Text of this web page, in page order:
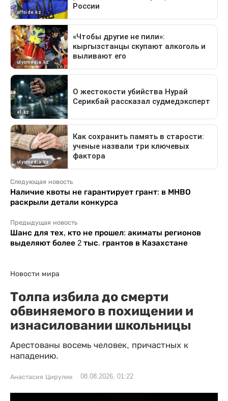
Следующая новость
Наличие квоты не гарантирует грант: в МНВО
раскрыли детали конкурса
Предыдущая новость
Шанс для тех, кто не прошел: акиматы регионов
выделяют более 2 тыс. грантов в Казахстане
Новости мира
Толпа избила до смерти
обвиняемого в похищении и
изнасиловании школьницы
Арестованы восемь человек, причастных к
нападению.
Анастасия Цирулик 08.08.2026, 01:22